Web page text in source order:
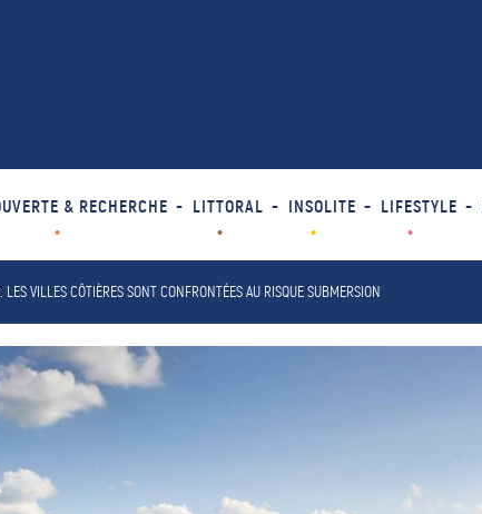
& RECHERCHE LITTORAL INSOLITE LIFESTYLE
VILLES CÔTIÈRES SONT CONFRONTÉES AU RISQUE SUBMERSION